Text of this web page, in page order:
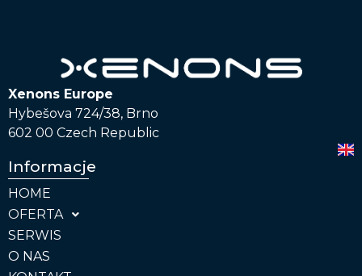
Xenons Europe
Hybešova 724/38, Brno
602 00 Czech Republic
Informacje
HOME
OFERTA
SERWIS
O NAS